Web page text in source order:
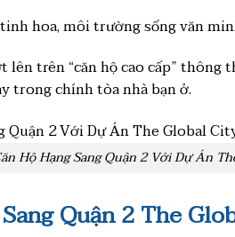
hoa, môi trường sống văn
lên trên “căn hộ cao cấp”
trong chính tòa nhà bạn ở.
Hộ Hạng Sang Quận 2 Với Dự Án
Quận 2 The